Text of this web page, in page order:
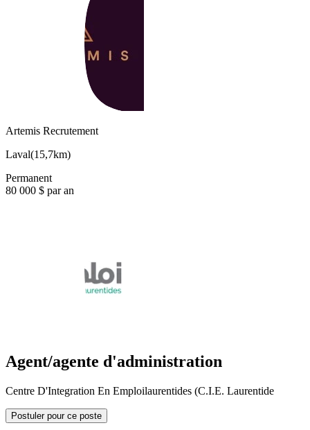
Artemis Recrutement
Laval(15,7km)
Permanent
80 000 $ par an
Agent/agente d'administration
Centre D'Integration En Emploilaurentides (C.I.E. Laurentide
Postuler pour ce poste